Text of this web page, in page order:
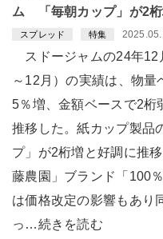
ム 「毎朝カップ」が2
スプレッド 特集
スドージャムの24年12
～12月）の実績は、物量
5％増、金額ベースで2桁
推移した。紙カップ製品
プ」が2桁増と好調に推
藤農園」ブランド「100％
は価格改定の影響もあり
っ…続きを読む